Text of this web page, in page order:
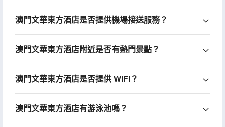
澳門文華東方酒店是否提供機場接送服務？
澳門文華東方酒店附近是否有熱門景點？
澳門文華東方酒店是否提供 WiFi？
澳門文華東方酒店有游泳池嗎？